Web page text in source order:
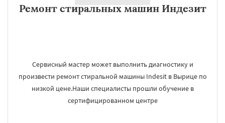
Ремонт стиральных машин Индезит
Сервисный мастер может выполнить диагностику и
произвести ремонт стиральной машины Indesit в Вырице по
низкой цене.Наши специалисты прошли обучение в
сертифицированном центре